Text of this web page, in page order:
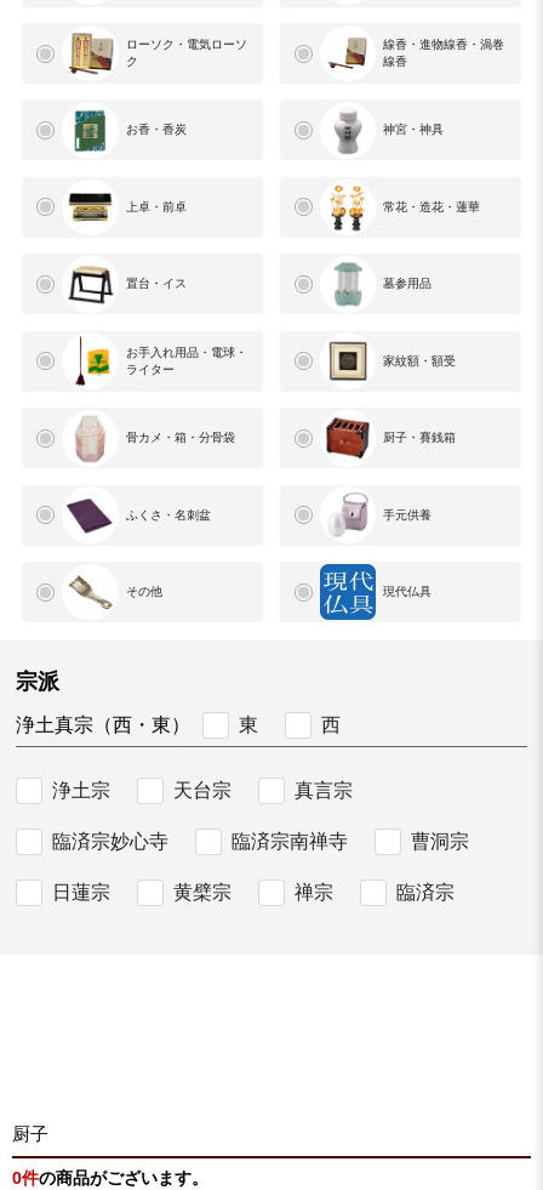
ローソク・電気ローソ
ク
線香・進物線香・渦巻
線香
お香・香炭 神宮・神具
上卓・前卓 常花・造花・蓮華
置台・イス 墓参用品
お手入れ用品・電球・
ライター
家紋額・額受
骨カメ・箱・分骨袋 厨子・賽銭箱
ふくさ・名刺盆 手元供養
その他 現代仏具
宗派
浄土真宗（西・東） 東 西
浄土宗 天台宗 真言宗
臨済宗妙心寺 臨済宗南禅寺 曹洞宗
日蓮宗 黄檗宗 禅宗 臨済宗
厨子
0件の商品がございます。